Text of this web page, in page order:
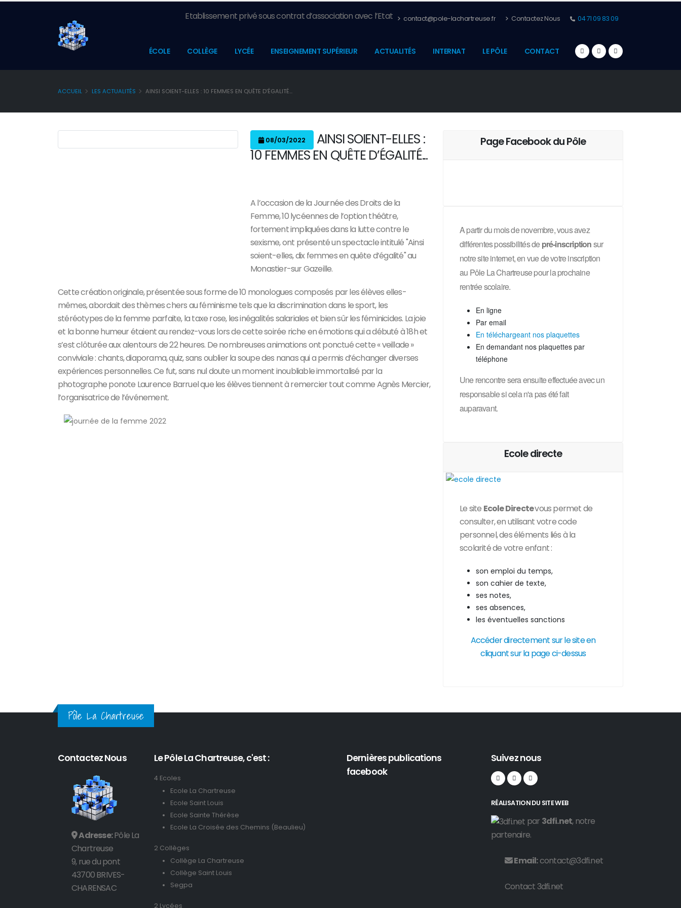
Etablissement privé sous contrat d’association avec l’Etat contact@pole-lachartreuse.fr Contactez Nous 04 71 09 83 09
ÉCOLE COLLÈGE LYCÉE ENSEIGNEMENT SUPÉRIEUR ACTUALITÉS INTERNAT LE PÔLE CONTACT
ACCUEIL LES ACTUALITÉS AINSI SOIENT-ELLES : 10 FEMMES EN QUÊTE D’ÉGALITÉ...
08/03/2022
AINSI SOIENT-ELLES :
10 FEMMES EN QUÊTE D’ÉGALITÉ...
A l’occasion de la Journée des Droits de la
Femme, 10 lycéennes de l’option théâtre,
fortement impliquées dans la lutte contre le
sexisme, ont présenté un spectacle intitulé "Ainsi
soient-elles, dix femmes en quête d’égalité" au
Monastier-sur Gazeille.
Cette création originale, présentée sous forme de 10 monologues composés par les élèves elles-
mêmes, abordait des thèmes chers au féminisme tels que la discrimination dans le sport, les
stéréotypes de la femme parfaite, la taxe rose, les inégalités salariales et bien sûr les féminicides. La joie
et la bonne humeur étaient au rendez-vous lors de cette soirée riche en émotions qui a débuté à 18h et
s’est clôturée aux alentours de 22 heures. De nombreuses animations ont ponctué cette « veillade »
conviviale : chants, diaporama, quiz, sans oublier la soupe des nanas qui a permis d’échanger diverses
expériences personnelles. Ce fut, sans nul doute un moment inoubliable immortalisé par la
photographe ponote Laurence Barruel que les élèves tiennent à remercier tout comme Agnès Mercier,
l’organisatrice de l’événement.
Précedent
Page Facebook du Pôle
A partir du mois de novembre, vous avez
différentes possibilités depré-inscriptionsur
notre site internet, en vue de votre inscription
au Pôle La Chartreuse pour la prochaine
rentrée scolaire.
En ligne
Par email
En téléchargeant nos plaquettes
En demandant nos plaquettes par
téléphone
Une rencontre sera ensuite effectuée avec un
responsable si cela n'a pas été fait
auparavant.
Ecole directe
Le site Ecole Directevous permet de
consulter, en utilisant votre code
personnel, deséléments liés à la
scolarité de votre enfant :
son emploi du temps,
son cahier de texte,
ses notes,
ses absences,
les éventuelles sanctions
Accéder directement sur le site en
cliquant sur la page ci-dessus
Pôle La Chartreuse
Contactez Nous
Adresse:Pôle La
Chartreuse
9, rue du pont
43700 BRIVES-
CHARENSAC
Le Pôle La Chartreuse, c'est :
4 Ecoles
Ecole La Chartreuse
Ecole Saint Louis
Ecole Sainte Thérèse
Ecole La Croisée des Chemins (Beaulieu)
2 Collèges
Collège La Chartreuse
Collège Saint Louis
Segpa
2 Lycées
Dernières publications
facebook
Suivez nous
RÉALISATION DU SITE WEB
par 3dfi.net, notre
partenaire.
Email:contact@3dfi.net
Contact 3dfi.net